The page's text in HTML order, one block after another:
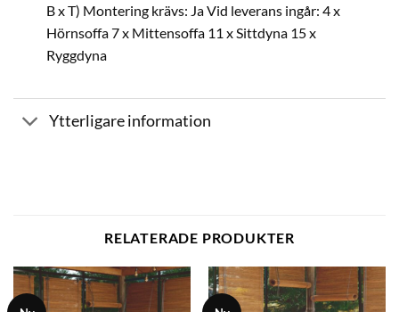
B x T) Montering krävs: Ja Vid leverans ingår: 4 x
Hörnsoffa 7 x Mittensoffa 11 x Sittdyna 15 x
Ryggdyna
Ytterligare information
RELATERADE PRODUKTER